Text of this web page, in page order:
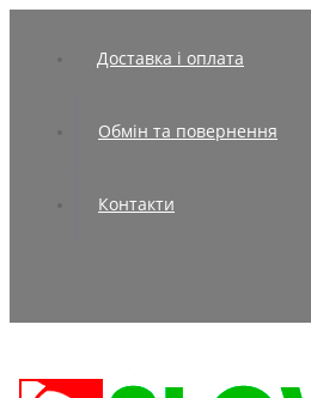
Доставка і оплата
Обмін та повернення
Контакти